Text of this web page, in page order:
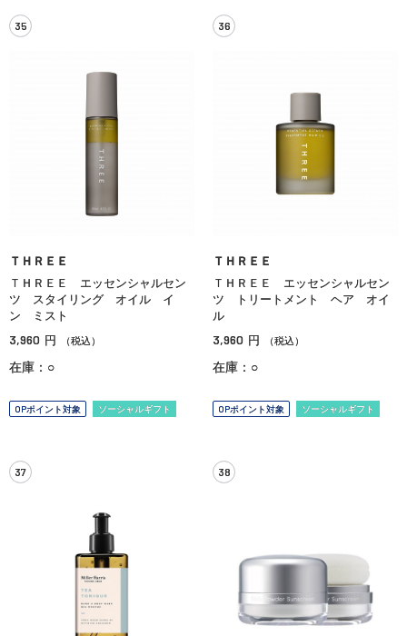
35
ＴＨＲＥＥ
ＴＨＲＥＥ エッセンシャルセン
ツ スタイリング オイル イ
ン ミスト
3,960 円 （税込）
在庫：○
OPポイント対象 ソーシャルギフト
36
ＴＨＲＥＥ
ＴＨＲＥＥ エッセンシャルセン
ツ トリートメント ヘア オイ
ル
3,960 円 （税込）
在庫：○
OPポイント対象 ソーシャルギフト
37 38